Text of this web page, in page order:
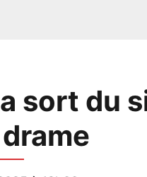
sort du